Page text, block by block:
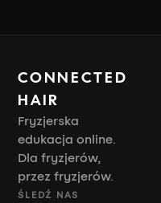
CONNECTED
HAIR
Fryzjerska
edukacja online.
Dla fryzjerów,
przez fryzjerów.
ŚLEDŹ NAS